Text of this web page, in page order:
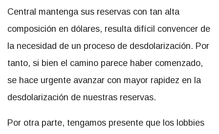
Central mantenga sus reservas con tan alta
composición en dólares, resulta difícil convencer de
la necesidad de un proceso de desdolarización. Por
tanto, si bien el camino parece haber comenzado,
se hace urgente avanzar con mayor rapidez en la
desdolarización de nuestras reservas.
Por otra parte, tengamos presente que los lobbies